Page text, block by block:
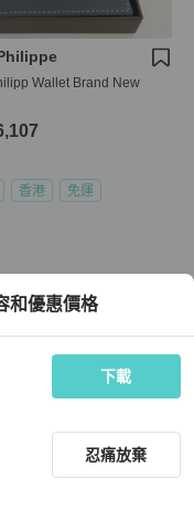
Wallet Brand New
香港 免運
和優惠價格
下載
忍痛放棄